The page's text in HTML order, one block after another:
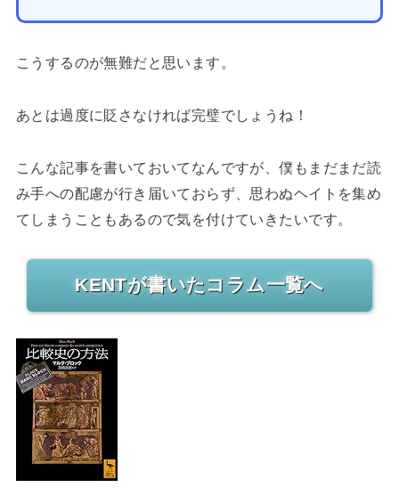
こうするのが無難だと思います。
あとは過度に貶さなければ完璧でしょうね！
こんな記事を書いておいてなんですが、僕もまだまだ読
み手への配慮が行き届いておらず、思わぬヘイトを集め
てしまうこともあるので気を付けていきたいです。
KENTが書いたコラム一覧へ